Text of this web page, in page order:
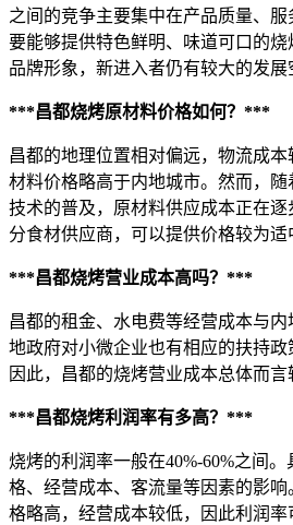
之间的竞争主要集中在产品质量、
要能够提供特色鲜明、味道可口的
品牌形象，新进入者仍有较大的发展
***昌都烧烤原材料价格如何？***
昌都的地理位置相对偏远，物流成
材料价格略高于内地城市。然而，
技术的普及，原材料供应成本正在
分食材供应商，可以提供价格较为适
***昌都烧烤营业成本高吗？***
昌都的租金、水电费等经营成本与
地政府对小微企业也有相应的扶持政
因此，昌都的烧烤营业成本总体而言
***昌都烧烤利润率有多高？***
烧烤的利润率一般在40%-60%之间
格、经营成本、客流量等因素的影
格略高，经营成本较低，因此利润率